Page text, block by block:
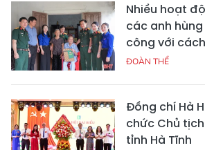
Nhiều hoạt
các anh
công với
ĐOÀN THỂ
Đồng chí Hà
chức Chủ
tỉnh Hà Tĩnh